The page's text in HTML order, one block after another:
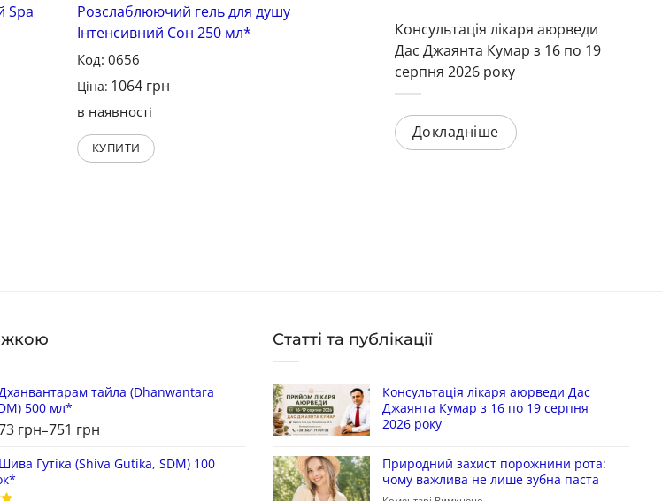
Консультація лікаря аюрведи
Дас Джаянта Кумар з 16 по 19
серпня 2026 року
Докладніше
Spa
Розслаблюючий гель для душу
Інтенсивний Сон 250 мл*
Код: 0656
Ціна: 1064 грн
в наявності
КУПИТИ
душу Унаватуна Spa Ceylon 250 мл*
Код: 3617
770
в наявності
КУПИТИ
тайла (Dhanwantara
500 мл*
грн–751 грн
Гутіка (Shiva Gutika, SDM) 100
Статті та публікації
Консультація лікаря аюрведи Дас
Джаянта Кумар з 16 по 19 серпня
2026 року
Природний захист порожнини рота:
чому важлива не лише зубна паста